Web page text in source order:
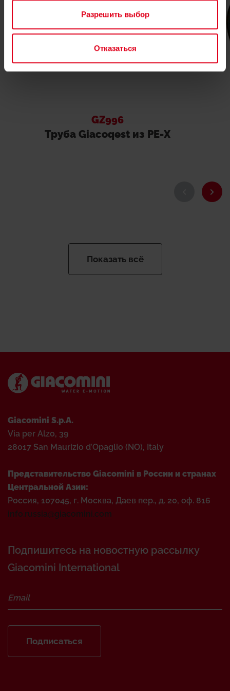
Разрешить выбор
Отказаться
GZ996
Труба Giacoqest из PE-X
Показать всё
Giacomini S.p.A.
Via per Alzo, 39
28017 San Maurizio d’Opaglio (NO), Italy
Представительство Giacomini в России и странах
Центральной Азии:
Россия, 107045, г. Москва, Даев пер., д. 20, оф. 816
info.russia@giacomini.com
Подпишитесь на новостную рассылку
Giacomini International
Подписаться